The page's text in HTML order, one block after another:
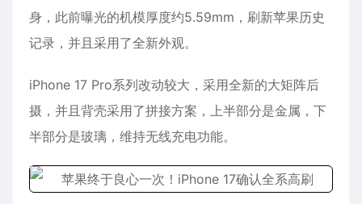
身，此前曝光的机模厚度约5.59mm，刷新苹果历史
记录，并且采用了全新外观。
iPhone 17 Pro系列改动较大，采用全新的大矩阵后
摄，并且背壳采用了拼接方案，上半部分是金属，下
半部分是玻璃，维持无线充电功能。